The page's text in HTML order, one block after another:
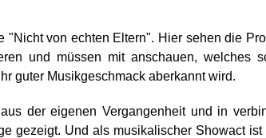
von echten Eltern". Hier sehen die
und müssen mit anschauen, welches
guter Musikgeschmack aberkannt wird.
der eigenen Vergangenheit und in
gezeigt. Und als musikalischer Showact